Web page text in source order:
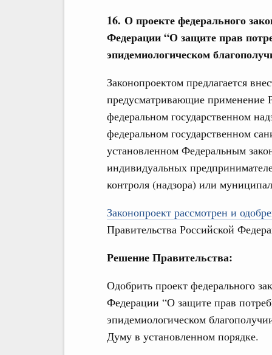
16. О проекте федерального
Федерации “О защите прав
эпидемиологическом
Законопроектом предлагается
предусматривающие применение
федеральном государственном
федеральном государственном
установленном Федеральным
индивидуальных
контроля (надзора) или
Законопроект рассмотрен и
Правительства Российской
Решение Правительства:
Одобрить проект федерального
Федерации “О защите прав
эпидемиологическом
Думу в установленном порядке.